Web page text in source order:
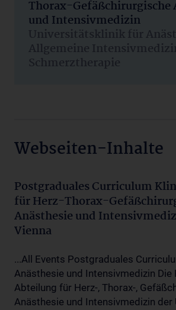
Thorax-Gefäßchirurgische
und Intensivmedizin
Universitätsklinik für
Allgemeine
Schmerztherapie
Webseiten-Inhalte
Postgraduales Curriculum
für Herz-Thorax-
Anästhesie und
Vienna
...All Events Postgraduales
Anästhesie und Intensivmedizin Die
Abteilung für Herz-, Thorax-,
Anästhesie und Intensivmedizin der